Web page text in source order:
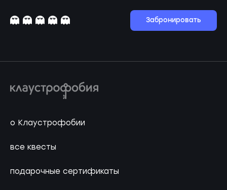
Забронировать
о Клаустрофобии
все квесты
подарочные сертификаты